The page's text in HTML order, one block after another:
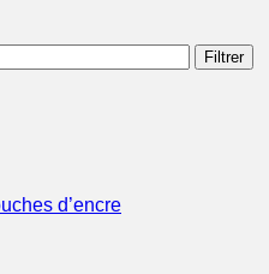
Filtrer
d’encre